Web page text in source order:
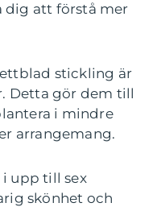
dig att förstå mer
stickling är
Detta gör dem till
i mindre
arrangemang.
upp till sex
skönhet och